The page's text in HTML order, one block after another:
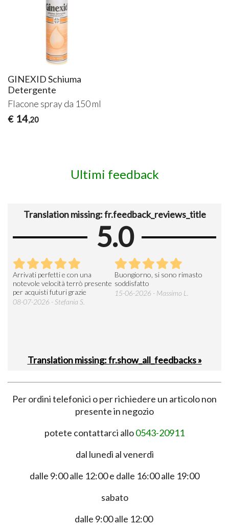
GINEXID Schiuma
Detergente
Flacone spray da 150 ml
€ 14,20
Ultimi feedback
Translation missing: fr.feedback_reviews_title
5.0
Arrivati perfetti e con una
notevole velocità terrò presente
per acquisti futuri grazie
08-07-2026 - Stefania S.
Buongiorno, si sono rimasto
soddisfatto
15-06-2026 - Massimo L.
Translation missing: fr.show_all_feedbacks »
Per ordini telefonici o per richiedere un articolo non
presente in negozio
potete contattarci allo0543-20911
dal lunedì al venerdì
dalle 9:00 alle 12:00 e dalle 16:00 alle 19:00
sabato
dalle 9:00 alle 12:00